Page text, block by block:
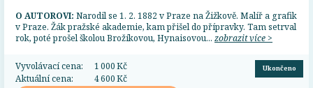
O AUTOROVI: Narodil se 1. 2. 1882 v Praze na Žižkově. Malíř a grafik
v Praze. Žák pražské akademie, kam přišel do přípravky. Tam setrval
rok, poté prošel školou Brožíkovou, Hynaisovou... zobrazit více >
Vyvolávací cena:
1 000 Kč
Aktuální cena:
4 600 Kč
Ukončeno